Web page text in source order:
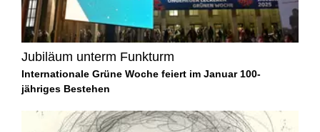
Jubiläum unterm Funkturm
Internationale Grüne Woche feiert im Januar 100-
jähriges Bestehen